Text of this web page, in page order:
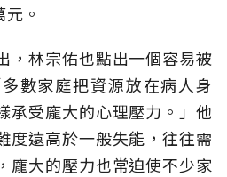
。
，林宗佑也點出一個容易被
數家庭把資源放在病人身
承受龐大的心理壓力。」他
度遠高於一般失能，往往需
龐大的壓力也常迫使不少家